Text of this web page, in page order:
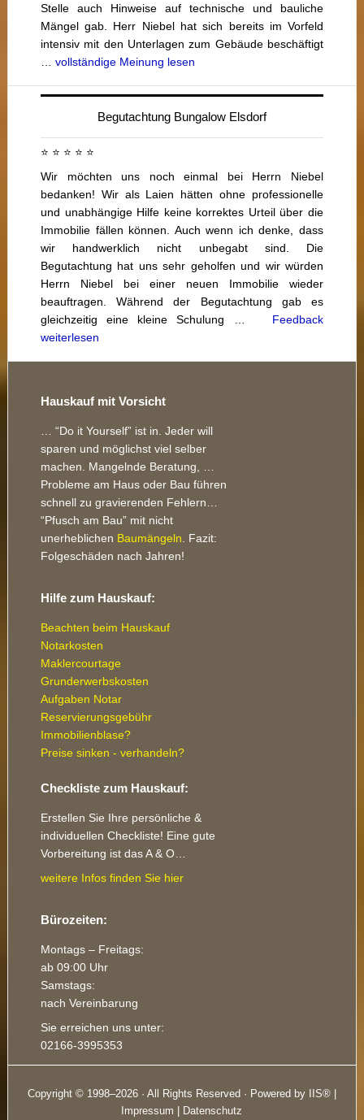
Stelle auch Hinweise auf technische und bauliche
Mängel gab. Herr Niebel hat sich bereits im Vorfeld
intensiv mit den Unterlagen zum Gebäude beschäftigt
vollständige Meinung lesen
Begutachtung Bungalow Elsdorf
⭐ ⭐ ⭐ ⭐ ⭐
Wir möchten uns noch einmal bei Herrn Niebel
bedanken! Wir als Laien hätten ohne professionelle
und unabhängige Hilfe keine korrektes Urteil über die
Immobilie fällen können. Auch wenn ich denke, dass
wir handwerklich nicht unbegabt sind. Die
Begutachtung hat uns sehr geholfen und wir würden
Herrn Niebel bei einer neuen Immobilie wieder
beauftragen. Während der Begutachtung gab es
gleichzeitig eine kleine Schulung … Feedback
weiterlesen
Footer
Hauskauf mit Vorsicht
… “Do it Yourself” ist in. Jeder will
sparen und möglichst viel selber
machen. Mangelnde Beratung, …
Probleme am Haus oder Bau führen
schnell zu gravierenden Fehlern…
“Pfusch am Bau” mit nicht
unerheblichen Baumängeln . Fazit:
Folgeschäden nach Jahren!
Hilfe zum Hauskauf:
Beachten beim Hauskauf
Notarkosten
Maklercourtage
Grunderwerbskosten
Aufgaben Notar
Reservierungsgebühr
Immobilienblase?
Preise sinken - verhandeln?
Checkliste zum Hauskauf:
Erstellen Sie Ihre persönliche &
individuellen Checkliste! Eine gute
Vorbereitung ist das A & O…
weitere Infos finden Sie hier
Bürozeiten:
Montags – Freitags:
ab 09:00 Uhr
Samstags:
nach Vereinbarung
Sie erreichen uns unter:
02166-3995353
Copyright © 1998–2026 · All Rights Reserved · Powered by IIS® |
Impressum | Datenschutz